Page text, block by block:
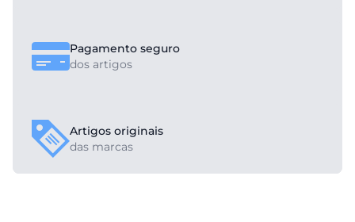
Pagamento seguro
dos artigos
Artigos originais
das marcas